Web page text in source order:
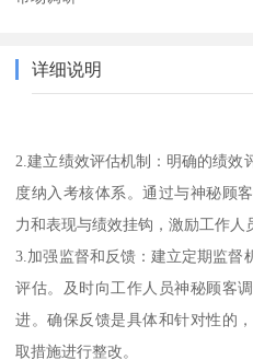
详细说明
2.建立绩效评估机制：明确的绩效
度纳入考核体系。通过与神秘顾
力和表现与绩效挂钩，激励工作人
3.加强监督和反馈：建立定期监督
评估。及时向工作人员神秘顾客
进。确保反馈是具体和针对性的
取措施进行整改。